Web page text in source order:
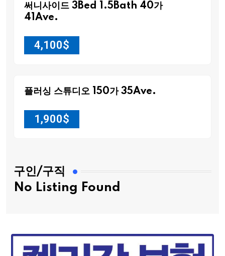
써니사이드 3Bed 1.5Bath 40가
41Ave.
4,100$
플러싱 스튜디오 150가 35Ave.
1,900$
구인/구직
No Listing Found